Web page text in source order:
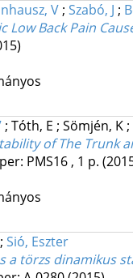
V; Szabó, J ;
Back Pain
; Tóth, E ; Sömjén, K;
of The Trunk
PMS16 , 1 p.
; Sió, Eszter
a törzs dinamikus